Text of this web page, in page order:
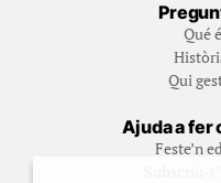
Qué
Qui
Ajuda a
Feste’n